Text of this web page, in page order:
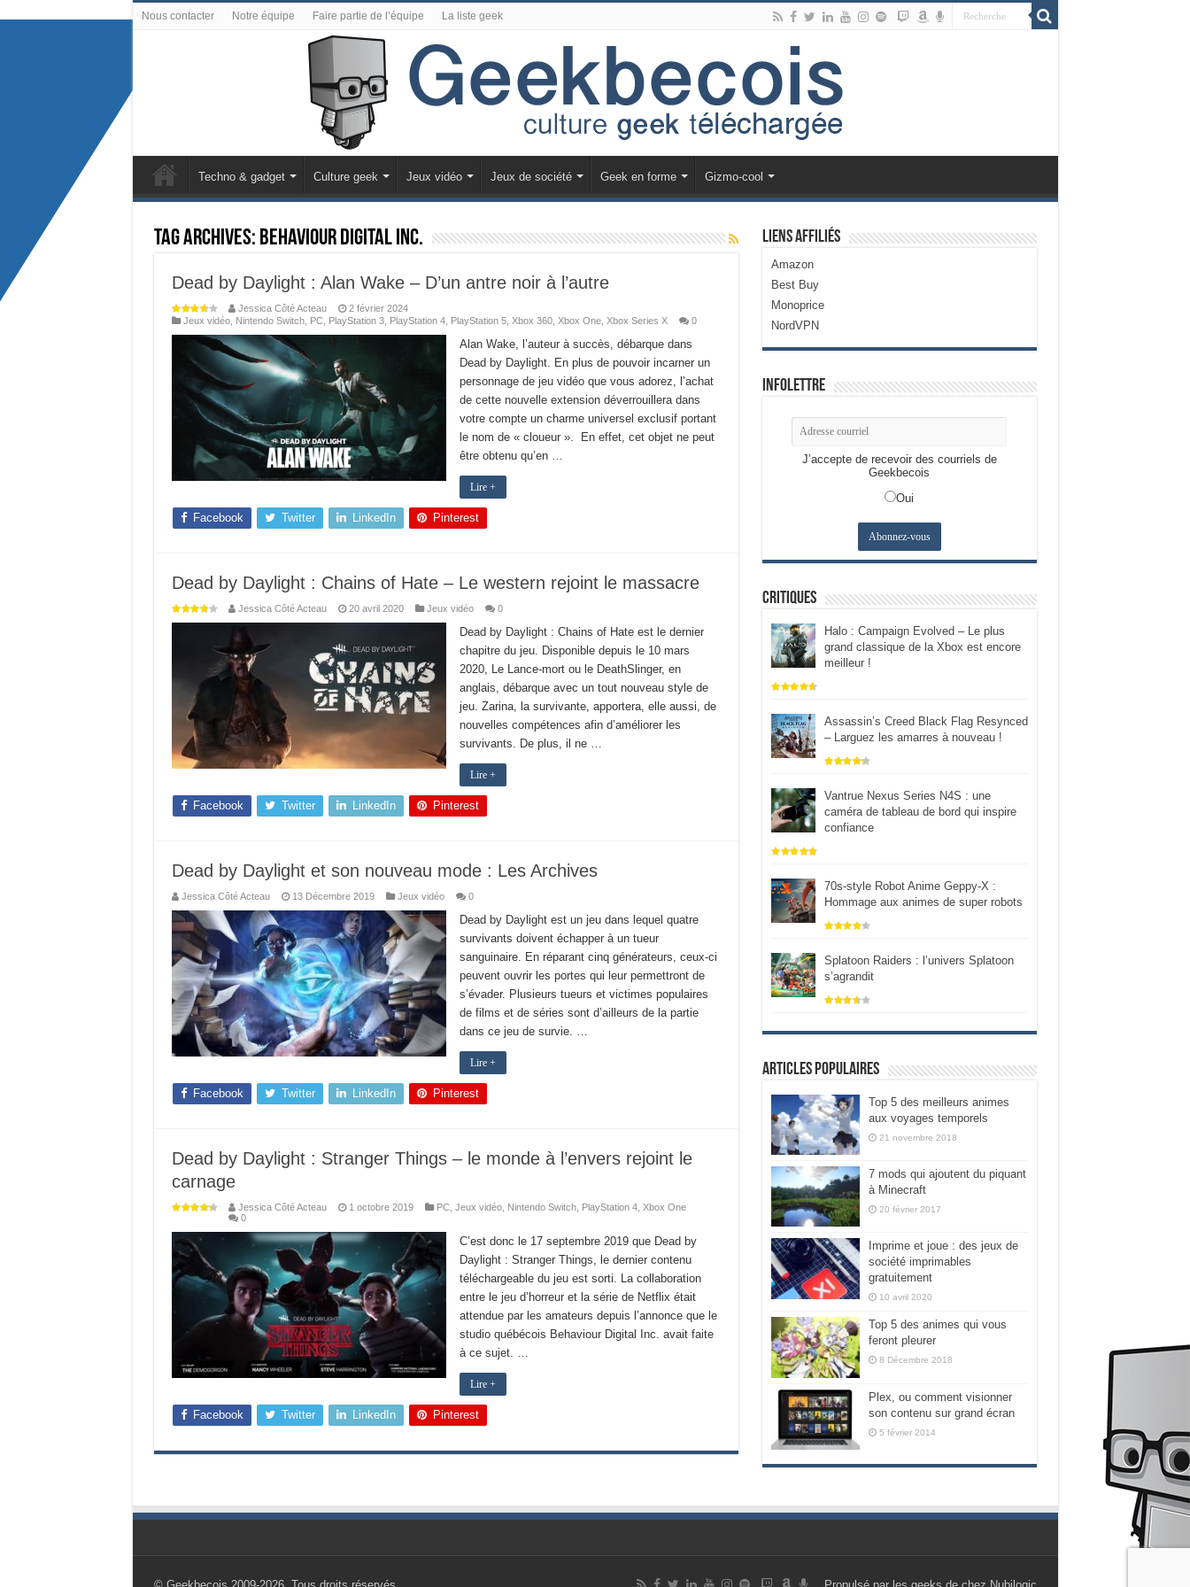
Nous contacter Notre équipe Faire partie de l’équipe La liste geek
Techno & gadget Culture geek Jeux vidéo Jeux de société Geek en forme Gizmo-cool
Tag Archives: Behaviour Digital Inc.
Dead by Daylight : Alan Wake – D’un antre noir à l’autre
Jessica Côté Acteau
2 février 2024
Jeux vidéo, Nintendo Switch, PC, PlayStation 3, PlayStation 4, PlayStation 5, Xbox 360, Xbox One, Xbox Series X 0
Alan Wake, l’auteur à succès, débarque dans
Dead by Daylight. En plus de pouvoir incarner un
personnage de jeu vidéo que vous adorez, l’achat
de cette nouvelle extension déverrouillera dans
votre compte un charme universel exclusif portant
le nom de « cloueur ». En effet, cet objet ne peut
être obtenu qu’en …
Lire +
Facebook Twitter LinkedIn Pinterest
Dead by Daylight : Chains of Hate – Le western rejoint le massacre
Jessica Côté Acteau 20 avril 2020 Jeux vidéo 0
Dead by Daylight : Chains of Hate est le dernier
chapitre du jeu. Disponible depuis le 10 mars
2020, Le Lance-mort ou le DeathSlinger, en
anglais, débarque avec un tout nouveau style de
jeu. Zarina, la survivante, apportera, elle aussi, de
nouvelles compétences afin d’améliorer les
survivants. De plus, il ne …
Lire +
Facebook Twitter LinkedIn Pinterest
Dead by Daylight et son nouveau mode : Les Archives
Jessica Côté Acteau 13 Décembre 2019 Jeux vidéo 0
Dead by Daylight est un jeu dans lequel quatre
survivants doivent échapper à un tueur
sanguinaire. En réparant cinq générateurs, ceux-ci
peuvent ouvrir les portes qui leur permettront de
s’évader. Plusieurs tueurs et victimes populaires
de films et de séries sont d’ailleurs de la partie
dans ce jeu de survie. …
Lire +
Facebook Twitter LinkedIn Pinterest
Dead by Daylight : Stranger Things – le monde à l’envers rejoint le
carnage
Jessica Côté Acteau 1 octobre 2019 PC, Jeux vidéo, Nintendo Switch, PlayStation 4, Xbox One
0
C’est donc le 17 septembre 2019 que Dead by
Daylight : Stranger Things, le dernier contenu
téléchargeable du jeu est sorti. La collaboration
entre le jeu d’horreur et la série de Netflix était
attendue par les amateurs depuis l’annonce que le
studio québécois Behaviour Digital Inc. avait faite
à ce sujet. …
Lire +
Facebook Twitter LinkedIn Pinterest
Liens Affiliés
Amazon
Best Buy
Monoprice
NordVPN
Infolettre
J’accepte de recevoir des courriels de
Geekbecois
Oui
Critiques
Halo : Campaign Evolved – Le plus
grand classique de la Xbox est encore
meilleur !
Assassin’s Creed Black Flag Resynced
– Larguez les amarres à nouveau !
Vantrue Nexus Series N4S : une
caméra de tableau de bord qui inspire
confiance
70s-style Robot Anime Geppy-X :
Hommage aux animes de super robots
Splatoon Raiders : l’univers Splatoon
s’agrandit
Articles populaires
Top 5 des meilleurs animes
aux voyages temporels
21 novembre 2018
7 mods qui ajoutent du piquant
à Minecraft
20 février 2017
Imprime et joue : des jeux de
société imprimables
gratuitement
10 avril 2020
Top 5 des animes qui vous
feront pleurer
8 Décembre 2018
Plex, ou comment visionner
son contenu sur grand écran
5 février 2014